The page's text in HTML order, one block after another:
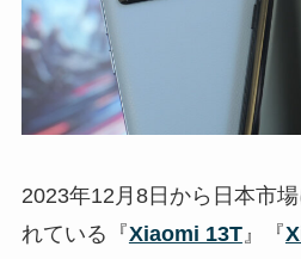
2023年12月8日から日本市
れている『Xiaomi 13T』『